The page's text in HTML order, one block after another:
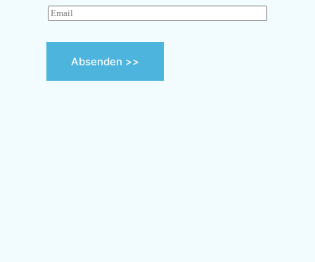
Absenden >>